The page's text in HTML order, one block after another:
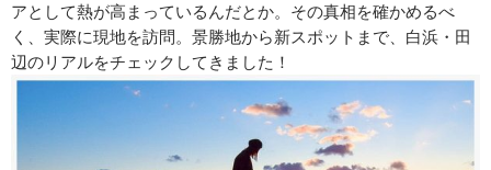
アとして熱が高まっているんだとか。その真相を確かめるべ
く、実際に現地を訪問。景勝地から新スポットまで、白浜・田
辺のリアルをチェックしてきました！